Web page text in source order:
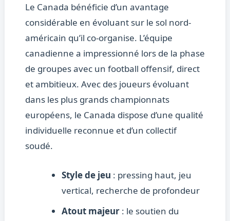
Le Canada bénéficie d’un avantage
considérable en évoluant sur le sol nord-
américain qu’il co-organise. L’équipe
canadienne a impressionné lors de la phase
de groupes avec un football offensif, direct
et ambitieux. Avec des joueurs évoluant
dans les plus grands championnats
européens, le Canada dispose d’une qualité
individuelle reconnue et d’un collectif
soudé.
Style de jeu : pressing haut, jeu
vertical, recherche de profondeur
Atout majeur: le soutien du